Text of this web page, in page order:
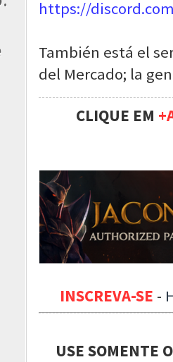
https://
También está el
del Mercado; la
CLIQUE EM
INSCREVA-SE -
USE SOMENTE